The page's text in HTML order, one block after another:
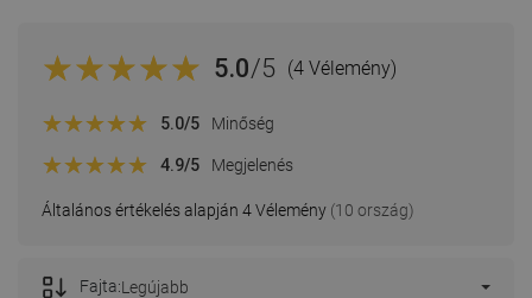
5.0/5 (4 Vélemény)
Általános értékelés alapján 4 Vélemény (10 ország)
5.0/5 Minőség
4.9/5 Megjelenés
Fajta:Legújabb